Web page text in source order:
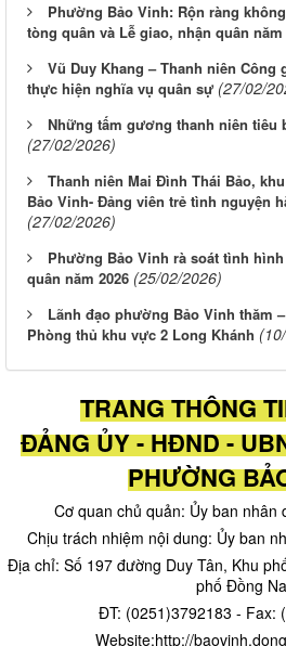
Phường Bảo Vinh: Rộn ràng
tòng quân và Lễ giao, nhận quân năm
Vũ Duy Khang – Thanh niên
thực hiện nghĩa vụ quân sự (27/02/
Những tấm gương thanh niên tiêu
(27/02/2026)
Thanh niên Mai Đình Thái Bảo,
Bảo Vinh- Đảng viên trẻ tình nguyện
(27/02/2026)
Phường Bảo Vinh rà soát tình
quân năm 2026 (25/02/2026)
Lãnh đạo phường Bảo Vinh thăm
Phòng thủ khu vực 2 Long Khánh
TRANG THÔNG
ĐẢNG ỦY - HĐND -
PHƯỜNG
Cơ quan chủ quản: Ủy ban nhân
Chịu trách nhiệm nội dung: Ủy ban
Địa chỉ: Số 197 đường Duy Tân, Khu
phố Đồng
ĐT: (0251)3792183 - Fax:
Website:http://